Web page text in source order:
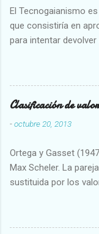
El Tecnogaianismo
que consistiría en
para intentar
Clasificación de
-octubre 20, 2013
Ortega y Gasset
Max Scheler. La
sustituida por los
Abundante-
Vulgar Enérgico-